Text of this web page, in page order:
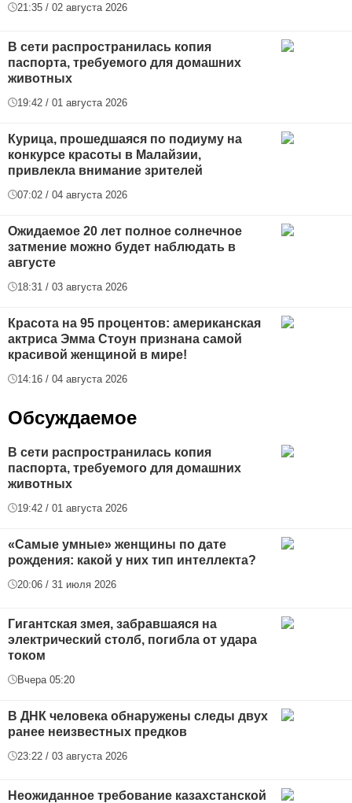
21:35 / 02 августа 2026
В сети распространилась копия
паспорта, требуемого для домашних
животных
19:42 / 01 августа 2026
Курица, прошедшаяся по подиуму на
конкурсе красоты в Малайзии,
привлекла внимание зрителей
07:02 / 04 августа 2026
Ожидаемое 20 лет полное солнечное
затмение можно будет наблюдать в
августе
18:31 / 03 августа 2026
Красота на 95 процентов: американская
актриса Эмма Стоун признана самой
красивой женщиной в мире!
14:16 / 04 августа 2026
Обсуждаемое
В сети распространилась копия
паспорта, требуемого для домашних
животных
19:42 / 01 августа 2026
«Самые умные» женщины по дате
рождения: какой у них тип интеллекта?
20:06 / 31 июля 2026
Гигантская змея, забравшаяся на
электрический столб, погибла от удара
током
Вчера 05:20
В ДНК человека обнаружены следы двух
ранее неизвестных предков
23:22 / 03 августа 2026
Неожиданное требование казахстанской